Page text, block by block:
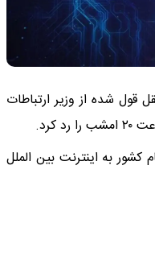
قول شده از وزیر ارتباطات
کرد.
به اینترنت بین الملل